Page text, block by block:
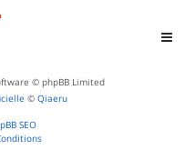
© phpBB Limited
© Qiaeru
SEO